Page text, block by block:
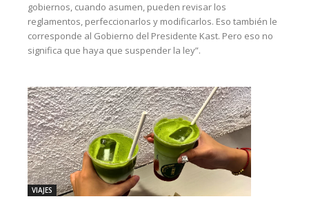
gobiernos, cuando asumen, pueden revisar los
reglamentos, perfeccionarlos y modificarlos. Eso también le
corresponde al Gobierno del Presidente Kast. Pero eso no
significa que haya que suspender la ley”.
VIAJES